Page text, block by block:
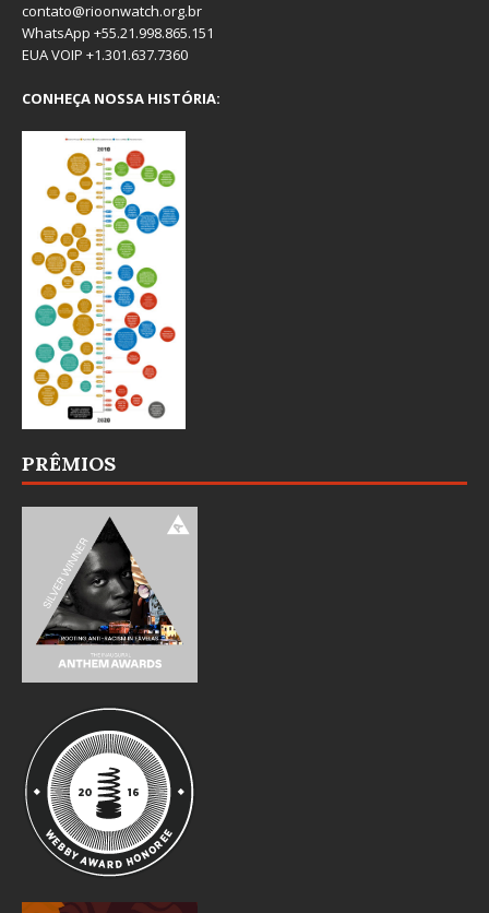
contato@rioonwatch.org.br
WhatsApp +55.21.998.865.151
EUA VOIP +1.301.637.7360
CONHEÇA NOSSA HISTÓRIA:
PRÊMIOS